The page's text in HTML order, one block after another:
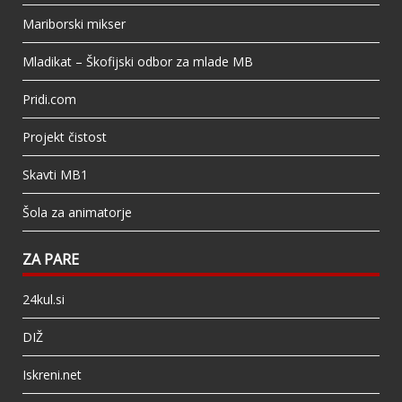
Mariborski mikser
Mladikat – Škofijski odbor za mlade MB
Pridi.com
Projekt čistost
Skavti MB1
Šola za animatorje
ZA PARE
24kul.si
DIŽ
Iskreni.net